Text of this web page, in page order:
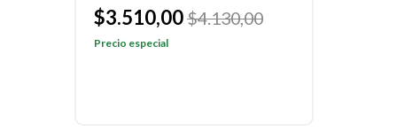
$3.510,00$4.130,00
Precio especial